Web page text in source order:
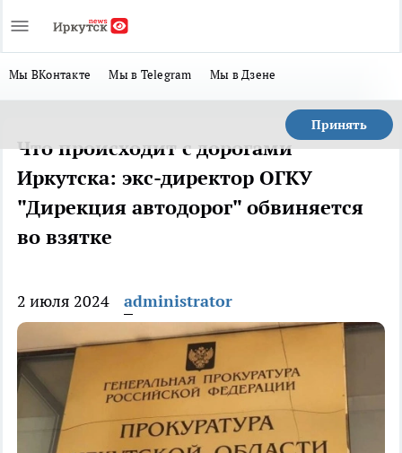
Мы ВКонтакте Мы в Telegram Мы в Дзене
Принять
Что происходит с дорогами
Иркутска: экс-директор ОГКУ
"Дирекция автодорог" обвиняется
во взятке
2 июля 2024 administrator